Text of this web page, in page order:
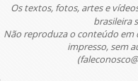
Os textos, fotos, artes e
brasileira
Não reproduza o conteúdo
impresso, sem